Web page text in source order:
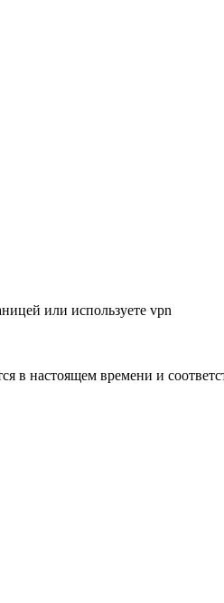
или используете vpn
в настоящем времени и